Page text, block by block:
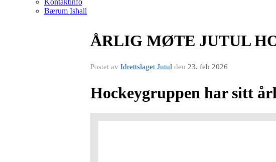
Kontaktinfo
Bærum Ishall
ÅRLIG MØTE JUTUL
Postet av Idrettslaget Jutul den 23. feb 2026
Hockeygruppen har sitt